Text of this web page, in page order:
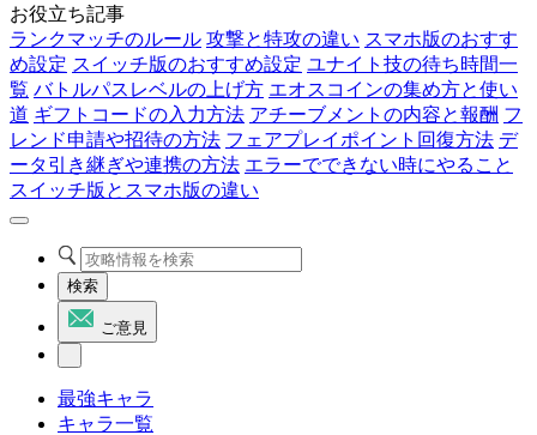
お役立ち記事
ランクマッチのルール 攻撃と特攻の違い スマホ版のおすす
め設定 スイッチ版のおすすめ設定 ユナイト技の待ち時間一
覧 バトルパスレベルの上げ方 エオスコインの集め方と使い
道 ギフトコードの入力方法 アチーブメントの内容と報酬 フ
レンド申請や招待の方法 フェアプレイポイント回復方法 デ
ータ引き継ぎや連携の方法 エラーでできない時にやること
スイッチ版とスマホ版の違い
検索
ご意見
最強キャラ
キャラ一覧